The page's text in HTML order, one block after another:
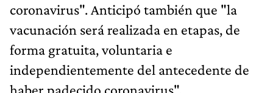
coronavirus". Anticipó también que "la
vacunación será realizada en etapas, de
forma gratuita, voluntaria e
independientemente del antecedente de
haber padecido coronavirus".